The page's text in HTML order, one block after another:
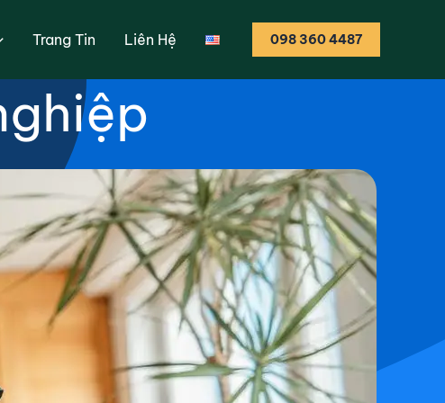
Trang Tin Liên Hệ 098 360 4487
bước quản trị